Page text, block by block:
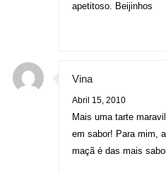
apetitoso. Beijinhos
Vina
Abril 15, 2010
Mais uma tarte
em sabor! Para mim,
maçã é das mais